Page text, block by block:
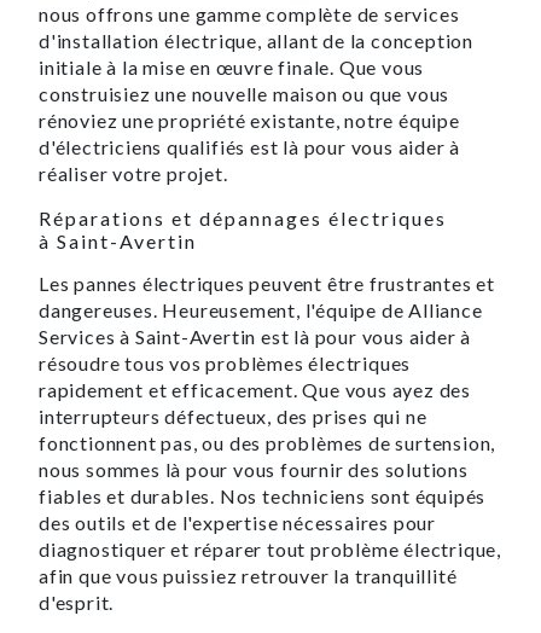
nous offrons une gamme complète de services
d'installation électrique, allant de la conception
initiale à la mise en œuvre finale. Que vous
construisiez une nouvelle maison ou que vous
rénoviez une propriété existante, notre équipe
d'électriciens qualifiés est là pour vous aider à
réaliser votre projet.
Réparations et dépannages électriques
à Saint-Avertin
Les pannes électriques peuvent être frustrantes et
dangereuses. Heureusement, l'équipe de Alliance
Services à Saint-Avertin est là pour vous aider à
résoudre tous vos problèmes électriques
rapidement et efficacement. Que vous ayez des
interrupteurs défectueux, des prises qui ne
fonctionnent pas, ou des problèmes de surtension,
nous sommes là pour vous fournir des solutions
fiables et durables. Nos techniciens sont équipés
des outils et de l'expertise nécessaires pour
diagnostiquer et réparer tout problème électrique,
afin que vous puissiez retrouver la tranquillité
d'esprit.